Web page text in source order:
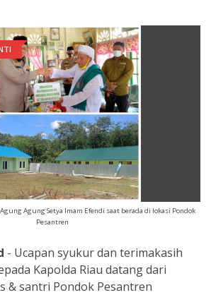
Agung Setya Imam Efendi saat berada di lokasi Pondok
Pesantren
- Ucapan syukur dan terimakasih
Kapolda Riau datang dari
& santri Pondok Pesantren